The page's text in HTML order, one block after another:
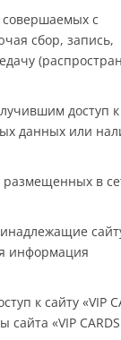
совершаемых с
сбор, запись,
доступ к
данных или
размещенных в
информация
к сайту «VIP
«VIP